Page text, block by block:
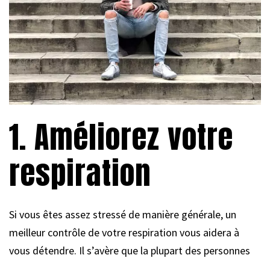
1. Améliorez votre
respiration
Si vous êtes assez stressé de manière générale, un
meilleur contrôle de votre respiration vous aidera à
vous détendre. Il s’avère que la plupart des personnes